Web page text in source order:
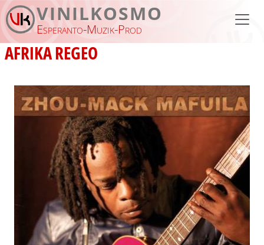
Skip to main content
VINILKOSMO
Esperanto-Muzik-Prod
AFRIKA REGEO